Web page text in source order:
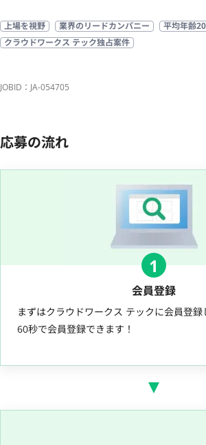
上場を視野 業界のリードカンパニー 平均年齢
クラウドワークス テック独占案件
JOBID：JA-054705
応募の流れ
1
会員登録
まずはクラウドワークス テックに会員登録
60秒で会員登録できます！